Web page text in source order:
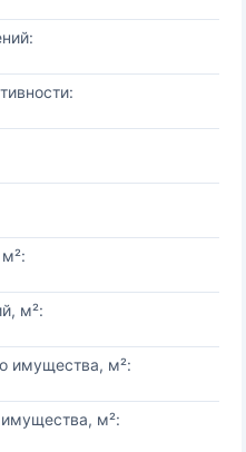
м²:
имущества, м²:
м²: